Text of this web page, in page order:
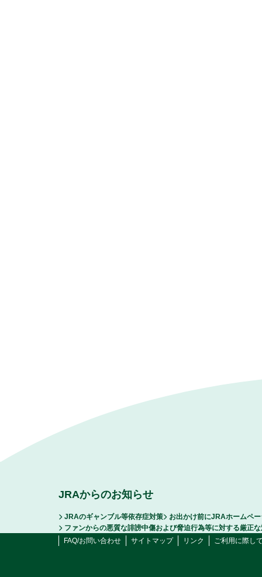
JRAからのお知らせ
JRAのギャンブル等依存症対策
お出かけ前にJRAホームペ
ファンからの悪質な誹謗中傷および脅迫行為等に対する厳正
FAQ/お問い合わせ
サイトマップ リンク ご利用に際し